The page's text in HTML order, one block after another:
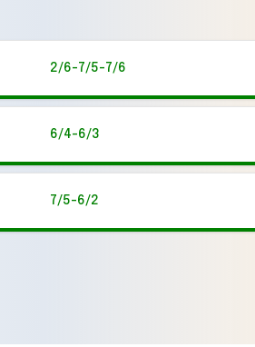
2/6-7/5-7/6
6/4-6/3
7/5-6/2